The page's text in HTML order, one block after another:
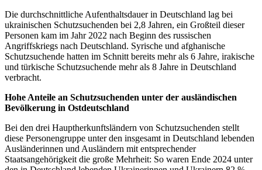
Die durchschnittliche Aufenthaltsdauer in Deutschland lag bei
ukrainischen Schutzsuchenden bei 2,8 Jahren, ein Großteil dieser
Personen kam im Jahr 2022 nach Beginn des russischen
Angriffskriegs nach Deutschland. Syrische und afghanische
Schutzsuchende hatten im Schnitt bereits mehr als 6 Jahre, irakische
und türkische Schutzsuchende mehr als 8 Jahre in Deutschland
verbracht.
Hohe Anteile an Schutzsuchenden unter der ausländischen
Bevölkerung in Ostdeutschland
Bei den drei Hauptherkunftsländern von Schutzsuchenden stellt
diese Personengruppe unter den insgesamt in Deutschland lebenden
Ausländerinnen und Ausländern mit entsprechender
Staatsangehörigkeit die große Mehrheit: So waren Ende 2024 unter